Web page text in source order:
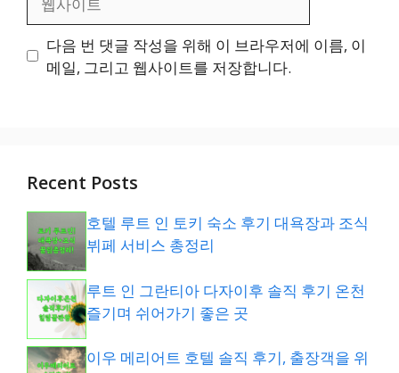
트
다음 번 댓글 작성을 위해 이 브라우저에 이름, 이
메일, 그리고 웹사이트를 저장합니다.
Recent Posts
호텔 루트 인 토키 숙소 후기 대욕장과 조식
뷔페 서비스 총정리
루트 인 그란티아 다자이후 솔직 후기 온천
즐기며 쉬어가기 좋은 곳
이우 메리어트 호텔 솔직 후기, 출장객을 위